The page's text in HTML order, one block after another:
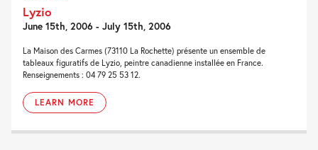
Lyzio
June 15th, 2006 - July 15th, 2006
La Maison des Carmes (73110 La Rochette) présente un ensemble de
tableaux figuratifs de Lyzio, peintre canadienne installée en France.
Renseignements : 04 79 25 53 12.
LEARN MORE